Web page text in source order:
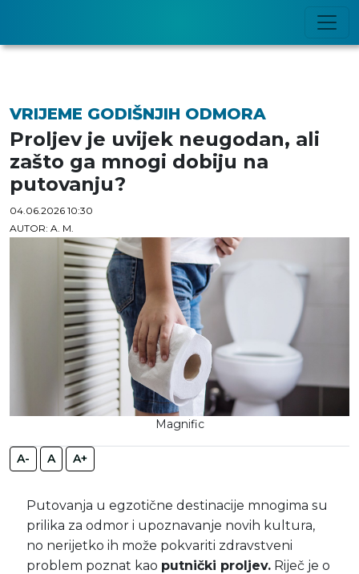
VRIJEME GODIŠNJIH ODMORA
Proljev je uvijek neugodan, ali
zašto ga mnogi dobiju na
putovanju?
04.06.2026 10:30
AUTOR: A. M.
Magnific
A- A A+
Putovanja u egzotične destinacije mnogima su
prilika za odmor i upoznavanje novih kultura,
no nerijetko ih može pokvariti zdravstveni
problem poznat kao putnički proljev. Riječ je o